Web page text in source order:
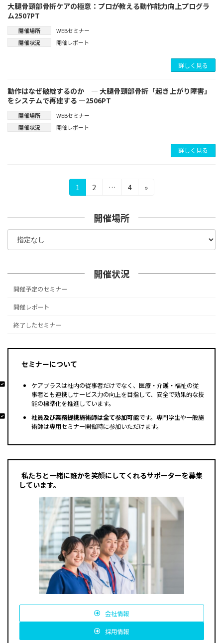
大腿骨頸部骨折ケアの極意：プロが教える動作能力向上プログラ
ム2507PT
開催場所
WEBセミナー
開催状況
開催レポート
詳しく見る
動作はなぜ破綻するのか ― 大腿骨頸部骨折「起き上がり障害」
をシステムで再建する ―2506PT
開催場所
WEBセミナー
開催状況
開催レポート
詳しく見る
の
ペ
ー
ジ
送
り
固
定
ー
1
固
ー
2 …
固
ー
4 »
開催場所
開催状況
開催予定のセミナー
開催レポート
終了したセミナー
セミナーについて
ケアプラスは社内の従事者だけでなく、医療・介護・福祉の従
事者とも連携しサービス力の向上を目指して、安全で効果的な技
能の標準化を推進しています。
社員及び業務提携施術師は全て参加可能です。専門学生や一般施
術師は専用セミナー開催時に参加いただけます。
私たちと一緒に誰かを笑顔にしてくれるサポーターを募集
しています。
会社情報
採用情報
募集求人はこちら